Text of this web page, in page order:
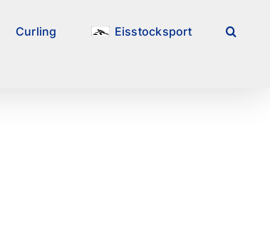
Curling Eisstocksport